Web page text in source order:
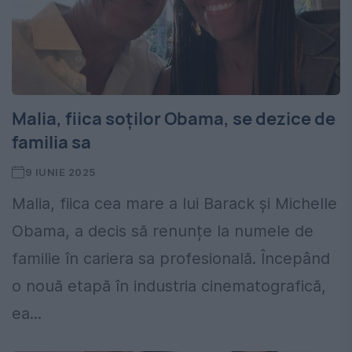
Malia, fiica soților Obama, se dezice de
familia sa
9 IUNIE 2025
Malia, fiica cea mare a lui Barack și Michelle
Obama, a decis să renunțe la numele de
familie în cariera sa profesională. Începând
o nouă etapă în industria cinematografică,
ea...